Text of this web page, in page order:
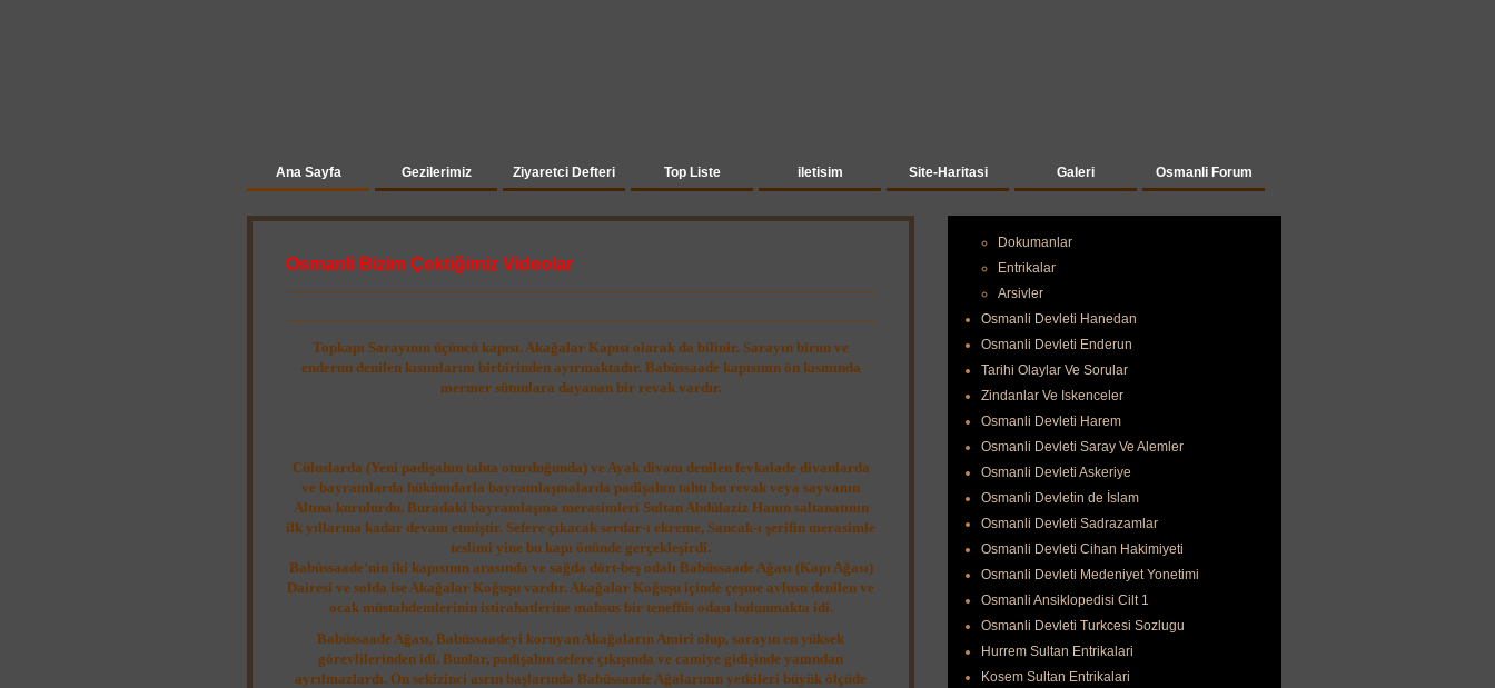
Ana Sayfa Gezilerimiz Ziyaretci Defteri Top Liste iletisim Site-Haritasi Galeri Osmanli Forum
Osmanli Bizim Çektiğimiz Videolar
Topkapı Sarayının üçüncü kapısı. Akağalar Kapısı olarak da bilinir. Sarayın birun ve
enderun denilen kısımlarını birbirinden ayırmaktadır. Babüssaade kapısının ön kısmında
mermer sütunlara dayanan bir revak vardır.
Cüluslarda (Yeni padişahın tahta oturduğunda) ve Ayak divanı denilen fevkalade divanlarda
ve bayramlarda hükümdarla bayramlaşmalarda padişahın tahtı bu revak veya sayvanın
Altına kurulurdu. Buradaki bayramlaşma merasimleri Sultan Abdülaziz Hanın saltanatının
ilk yıllarına kadar devam etmiştir. Sefere çıkacak serdar-ı ekreme, Sancak-ı şerifin merasimle
teslimi yine bu kapı önünde gerçekleşirdi.
Babüssaade’nin iki kapısının arasında ve sağda dört-beş odalı Babüssaade Ağası (Kapı Ağası)
Dairesi ve solda ise Akağalar Koğuşu vardır. Akağalar Koğuşu içinde çeşme avlusu denilen ve
ocak müstahdemlerinin istirahatlerine mahsus bir teneffüs odası bulunmakta idi.
Babüssaade Ağası, Babüssaadeyi koruyan Akağaların Amiri olup, sarayın en yüksek
görevlilerinden idi. Bunlar, padişahın sefere çıkışında ve camiye gidişinde yanından
ayrılmazlardı. On sekizinci asrın başlarında Babüssaade Ağalarının yetkileri büyük ölçüde
Dokumanlar
Entrikalar
Arsivler
Osmanli Devleti Hanedan
Osmanli Devleti Enderun
Tarihi Olaylar Ve Sorular
Zindanlar Ve Iskenceler
Osmanli Devleti Harem
Osmanli Devleti Saray Ve Alemler
Osmanli Devleti Askeriye
Osmanli Devletin de İslam
Osmanli Devleti Sadrazamlar
Osmanli Devleti Cihan Hakimiyeti
Osmanli Devleti Medeniyet Yonetimi
Osmanli Ansiklopedisi Cilt 1
Osmanli Devleti Turkcesi Sozlugu
Hurrem Sultan Entrikalari
Kosem Sultan Entrikalari